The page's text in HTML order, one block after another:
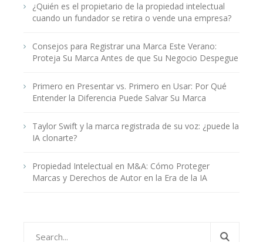
¿Quién es el propietario de la propiedad intelectual
cuando un fundador se retira o vende una empresa?
Consejos para Registrar una Marca Este Verano:
Proteja Su Marca Antes de que Su Negocio Despegue
Primero en Presentar vs. Primero en Usar: Por Qué
Entender la Diferencia Puede Salvar Su Marca
Taylor Swift y la marca registrada de su voz: ¿puede la
IA clonarte?
Propiedad Intelectual en M&A: Cómo Proteger
Marcas y Derechos de Autor en la Era de la IA